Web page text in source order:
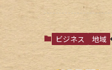
ビジネス 地域